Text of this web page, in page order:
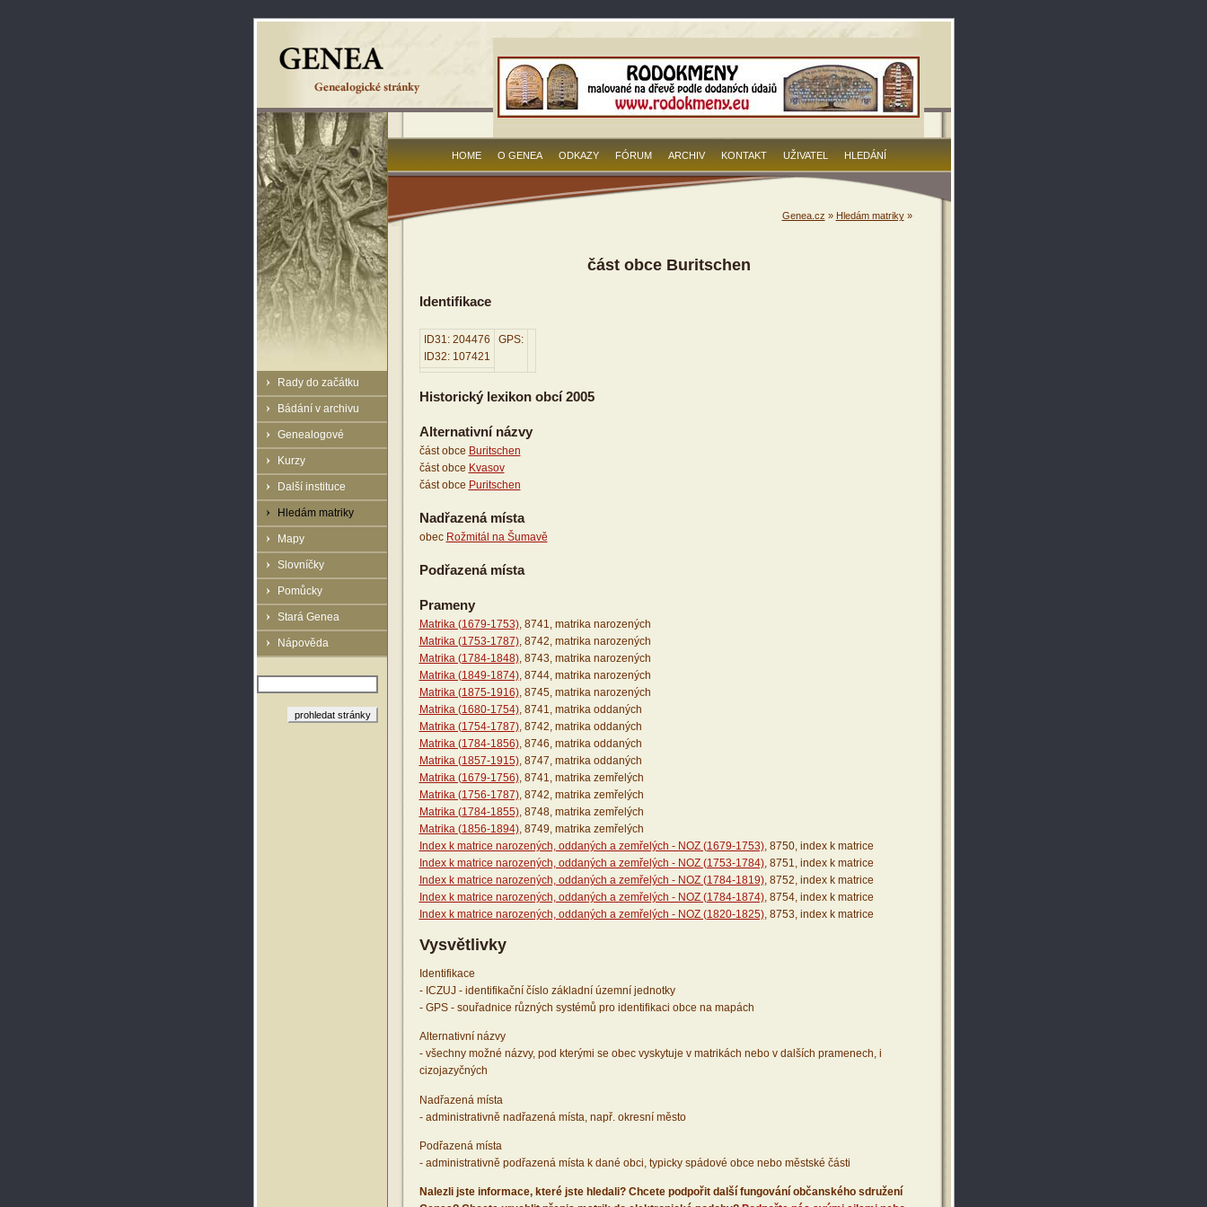
Rady do začátku
Bádání v archivu
Genealogové
Kurzy
Další instituce
Hledám matriky
Mapy
Slovníčky
Pomůcky
Stará Genea
Nápověda
HOME O GENEA ODKAZY FÓRUM ARCHIV KONTAKT UŽIVATEL HLEDÁNÍ
Genea.cz » Hledám matriky»
část obce Buritschen
Identifikace
ID31: 204476
ID32: 107421
GPS:
Historický lexikon obcí 2005
Alternativní názvy
část obce Buritschen
část obce Kvasov
část obce Puritschen
Nadřazená místa
obec Rožmitál na Šumavě
Podřazená místa
Prameny
Matrika (1679-1753), 8741, matrika narozených
Matrika (1753-1787), 8742, matrika narozených
Matrika (1784-1848), 8743, matrika narozených
Matrika (1849-1874), 8744, matrika narozených
Matrika (1875-1916), 8745, matrika narozených
Matrika (1680-1754), 8741, matrika oddaných
Matrika (1754-1787), 8742, matrika oddaných
Matrika (1784-1856), 8746, matrika oddaných
Matrika (1857-1915), 8747, matrika oddaných
Matrika (1679-1756), 8741, matrika zemřelých
Matrika (1756-1787), 8742, matrika zemřelých
Matrika (1784-1855), 8748, matrika zemřelých
Matrika (1856-1894), 8749, matrika zemřelých
Index k matrice narozených, oddaných a zemřelých - NOZ (1679-1753), 8750, index k matrice
Index k matrice narozených, oddaných a zemřelých - NOZ (1753-1784), 8751, index k matrice
Index k matrice narozených, oddaných a zemřelých - NOZ (1784-1819), 8752, index k matrice
Index k matrice narozených, oddaných a zemřelých - NOZ (1784-1874), 8754, index k matrice
Index k matrice narozených, oddaných a zemřelých - NOZ (1820-1825), 8753, index k matrice
Vysvětlivky
Identifikace
- ICZUJ - identifikační číslo základní územní jednotky
- GPS - souřadnice různých systémů pro identifikaci obce na mapách
Alternativní názvy
- všechny možné názvy, pod kterými se obec vyskytuje v matrikách nebo v dalších pramenech, i
cizojazyčných
Nadřazená místa
- administrativně nadřazená místa, např. okresní město
Podřazená místa
- administrativně podřazená místa k dané obci, typicky spádové obce nebo městské části
Nalezli jste informace, které jste hledali? Chcete podpořit další fungování občanského sdružení